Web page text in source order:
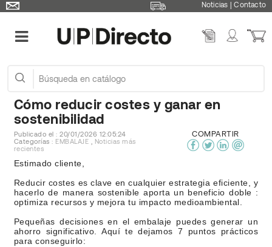
Noticias |Contacto
Cómo reducir costes y ganar en
sostenibilidad
Publicado el : 20/01/2026 12:05:24
Categorías : EMBALAJE
Noticias más
recientes
COMPARTIR
Estimado cliente,
Reducir costes es clave en cualquier estrategia eficiente, y
hacerlo de manera sostenible aporta un beneficio doble :
optimiza recursos y mejora tu impacto medioambiental.
Pequeñas decisiones en el embalaje puedes generar un
ahorro significativo. Aquí te dejamos 7 puntos prácticos
para conseguirlo: